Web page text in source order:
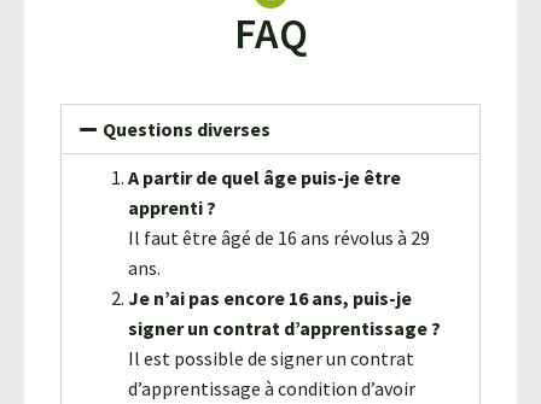
FAQ
Questions diverses
A partir de quel âge puis-je être
apprenti ?
Il faut être âgé de 16 ans révolus à 29
ans.
Je n’ai pas encore 16 ans, puis-je
signer un contrat d’apprentissage ?
Il est possible de signer un contrat
d’apprentissage à condition d’avoir